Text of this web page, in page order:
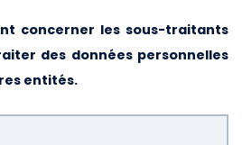
concerner les sous-traitants
des données personnelles
entités.